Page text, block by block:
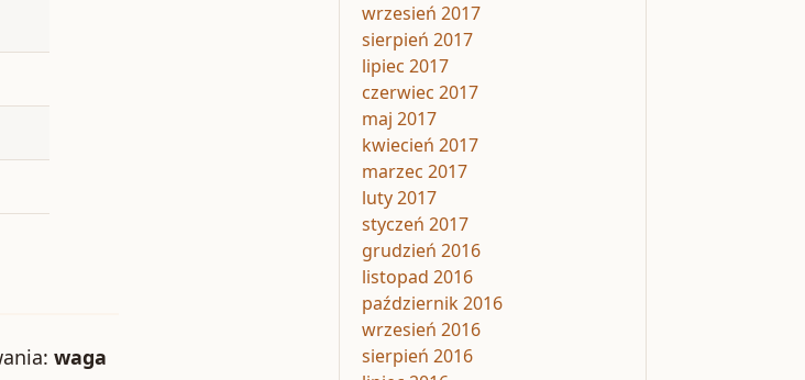
waga
wrzesień 2017
sierpień 2017
lipiec 2017
czerwiec 2017
maj 2017
kwiecień 2017
marzec 2017
luty 2017
styczeń 2017
grudzień 2016
listopad 2016
październik 2016
wrzesień 2016
sierpień 2016